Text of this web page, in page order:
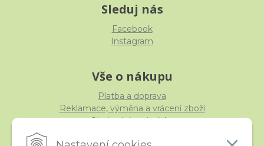
Sleduj nás
Facebook
Instagram
Vše o nákupu
Platba a doprava
Reklamace, výměna a vrácení zboží
Obchodní podmínky